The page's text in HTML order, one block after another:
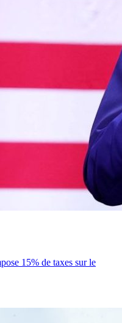
15% de taxes sur le